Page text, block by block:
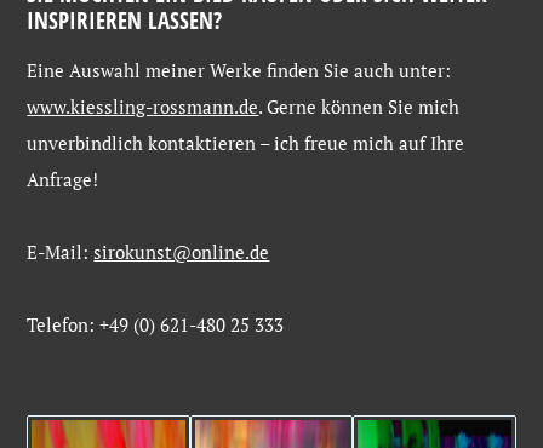
INSPIRIEREN LASSEN?
Eine AuswahlmeinerWerkefinden Sieauchunter:
www.kiessling-rossmann.de. Gernekönnen Siemich
unverbindlichkontaktieren –ichfreuemichaufIhre
Anfrage!
E-Mail: sirokunst@online.de
Telefon: +49 (0) 621-480 25 333